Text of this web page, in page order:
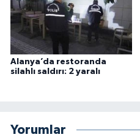
Alanya’da restoranda
silahlı saldırı: 2 yaralı
Yorumlar